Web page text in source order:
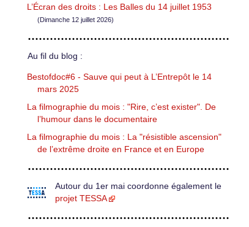
L’Écran des droits : Les Balles du 14 juillet 1953
(Dimanche 12 juillet 2026)
Au fil du blog :
Bestofdoc#6 - Sauve qui peut à L’Entrepôt le 14
mars 2025
La filmographie du mois : "Rire, c’est exister". De
l’humour dans le documentaire
La filmographie du mois : La "résistible ascension"
de l’extrême droite en France et en Europe
Autour du 1er mai coordonne également le
projet TESSA